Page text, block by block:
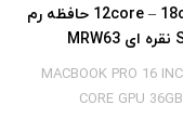
مک بوک پرو 16 اینچ M3 Pro پردازنده 12core – 18core حافظه رم
MACBOOK PRO 16
CORE GPU